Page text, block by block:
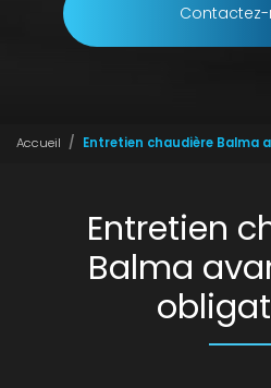
Accueil Entretien chaudière Balma
Entretien
Balma